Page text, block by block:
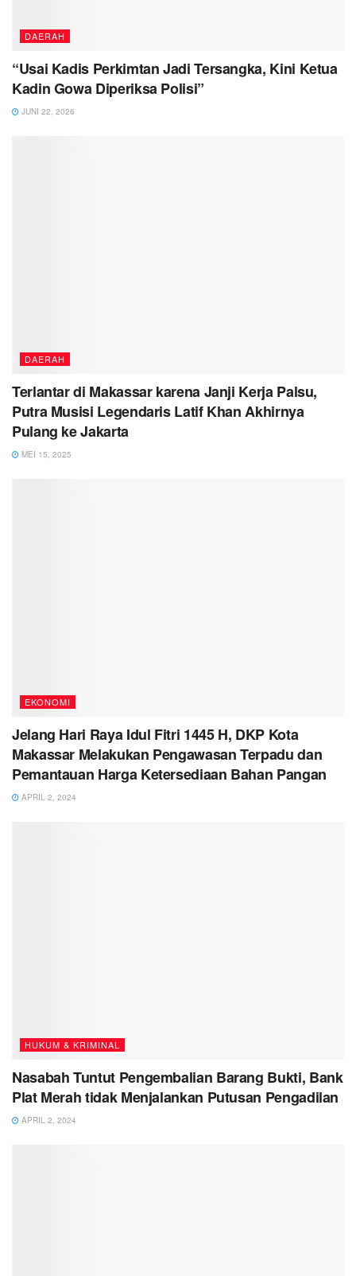
DAERAH
“Usai Kadis Perkimtan Jadi Tersangka, Kini Ketua
Kadin Gowa Diperiksa Polisi”
JUNI 22, 2026
DAERAH
Terlantar di Makassar karena Janji Kerja Palsu,
Putra Musisi Legendaris Latif Khan Akhirnya
Pulang ke Jakarta
MEI 15, 2025
EKONOMI
Jelang Hari Raya Idul Fitri 1445 H, DKP Kota
Makassar Melakukan Pengawasan Terpadu dan
Pemantauan Harga Ketersediaan Bahan Pangan
APRIL 2, 2024
HUKUM & KRIMINAL
Nasabah Tuntut Pengembalian Barang Bukti, Bank
Plat Merah tidak Menjalankan Putusan Pengadilan
APRIL 2, 2024